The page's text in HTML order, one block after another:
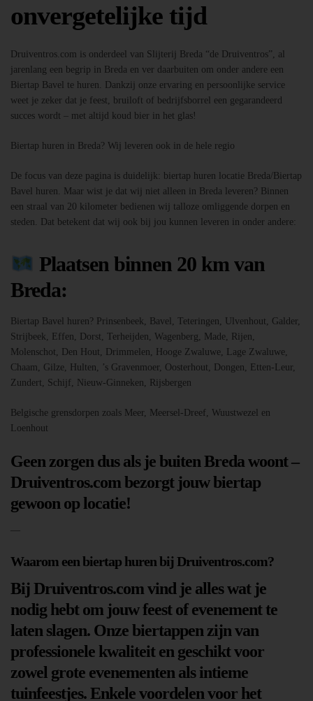
onvergetelijke tijd
Druiventros.com is onderdeel van Slijterij Breda “de Druiventros”, al
jarenlang een begrip in Breda en ver daarbuiten om onder andere een
Biertap Bavel te huren. Dankzij onze ervaring en persoonlijke service
weet je zeker dat je feest, bruiloft of bedrijfsborrel een gegarandeerd
succes wordt – met altijd koud bier in het glas!
Biertap huren in Breda? Wij leveren ook in de hele regio
De focus van deze pagina is duidelijk: biertap huren locatie Breda/Biertap
Bavel huren. Maar wist je dat wij niet alleen in Breda leveren? Binnen
een straal van 20 kilometer bedienen wij talloze omliggende dorpen en
steden. Dat betekent dat wij ook bij jou kunnen leveren in onder andere:
Plaatsen binnen 20 km van
Breda:
Biertap Bavel huren? Prinsenbeek, Bavel, Teteringen, Ulvenhout, Galder,
Strijbeek, Effen, Dorst, Terheijden, Wagenberg, Made, Rijen,
Molenschot, Den Hout, Drimmelen, Hooge Zwaluwe, Lage Zwaluwe,
Chaam, Gilze, Hulten, ’s Gravenmoer, Oosterhout, Dongen, Etten-Leur,
Zundert, Schijf, Nieuw-Ginneken, Rijsbergen
Belgische grensdorpen zoals Meer, Meersel-Dreef, Wuustwezel en
Loenhout
Geen zorgen dus als je buiten Breda woont –
Druiventros.com bezorgt jouw biertap
gewoon op locatie!
—
Waarom een biertap huren bij Druiventros.com?
Bij Druiventros.com vind je alles wat je
nodig hebt om jouw feest of evenement te
laten slagen. Onze biertappen zijn van
professionele kwaliteit en geschikt voor
zowel grote evenementen als intieme
tuinfeestjes. Enkele voordelen voor het